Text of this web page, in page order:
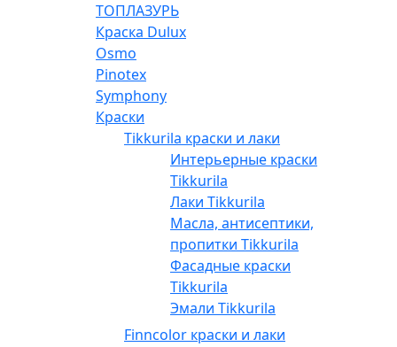
ТОПЛАЗУРЬ
Краска Dulux
Osmo
Pinotex
Symphony
Краски
Tikkurila краски и лаки
Интерьерные краски
Tikkurila
Лаки Tikkurila
Масла, антисептики,
пропитки Tikkurila
Фасадные краски
Tikkurila
Эмали Tikkurila
Finncolor краски и лаки